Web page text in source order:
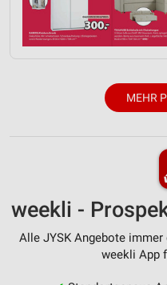
MEHR
weekli -
Alle JYSK Angebote
weekli App
Entwicklung und
Verwendung reduzierter
Verwendung genauer
Geräte anhand von aktiv
Informationen
Notwendig
Performance